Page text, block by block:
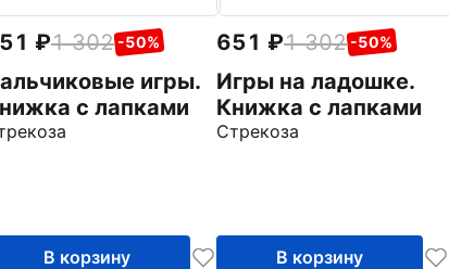
1 302 -50%
игры.
с лапками
В корзину
651 1 302 -50%
Игры на ладошке.
Книжка с лапками
Стрекоза
В корзину